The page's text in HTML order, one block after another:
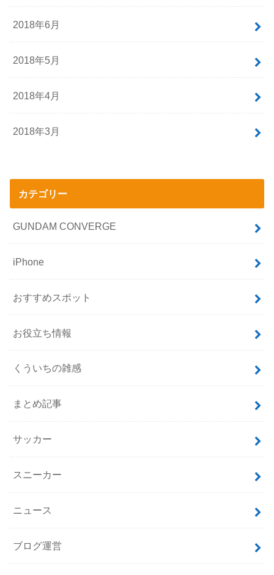
2018年6月
2018年5月
2018年4月
2018年3月
カテゴリー
GUNDAM CONVERGE
iPhone
おすすめスポット
お役立ち情報
くういちの雑感
まとめ記事
サッカー
スニーカー
ニュース
ブログ運営